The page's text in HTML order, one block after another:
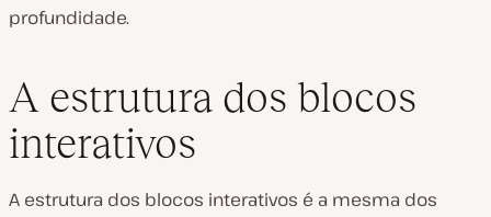
profundidade.
A estrutura dos blocos
interativos
A estrutura dos blocos interativos é a mesma dos